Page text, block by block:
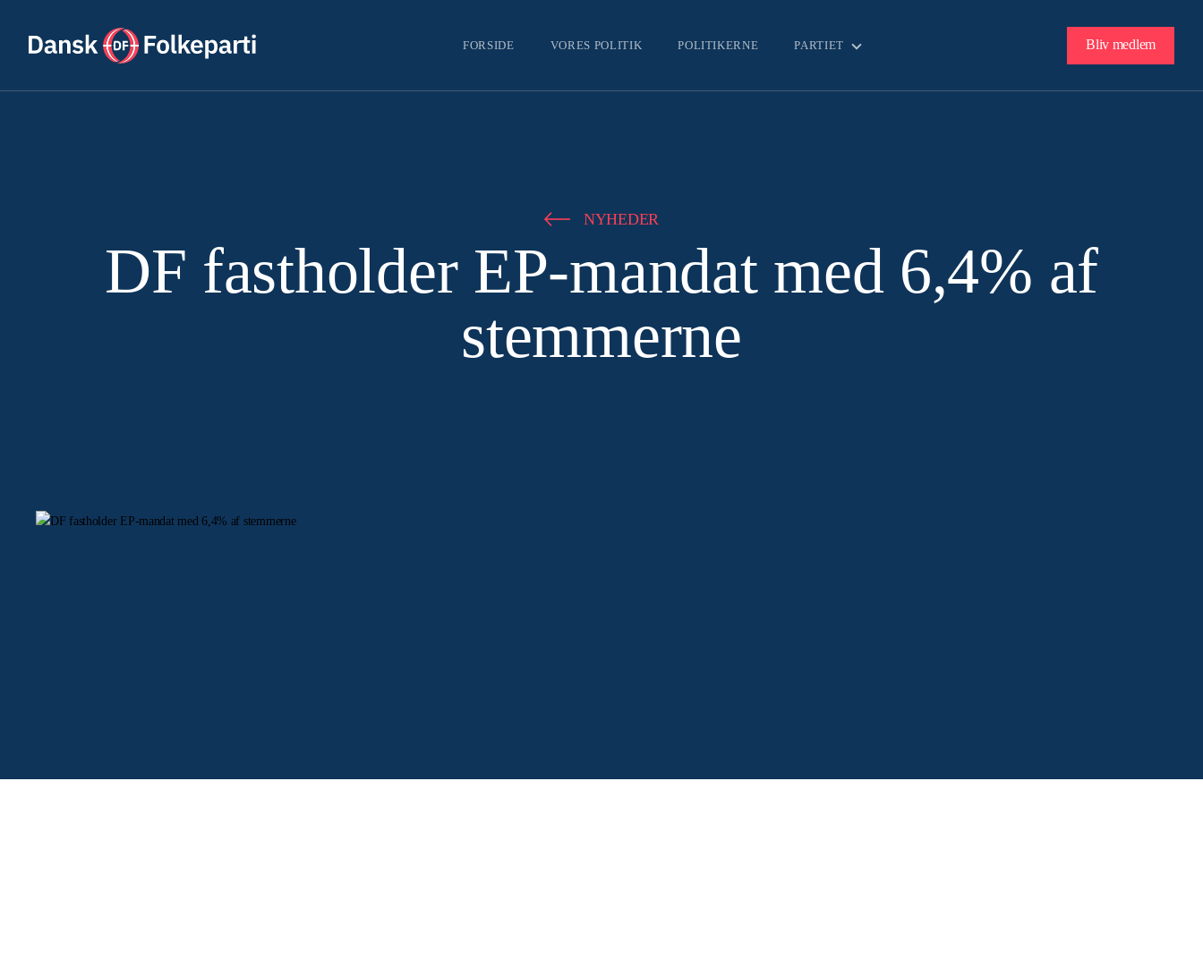
FORSIDE VORES POLITIK POLITIKERNE PARTIET Bliv medlem
NYHEDER
DF fastholder EP-mandat med 6,4% af
stemmerne